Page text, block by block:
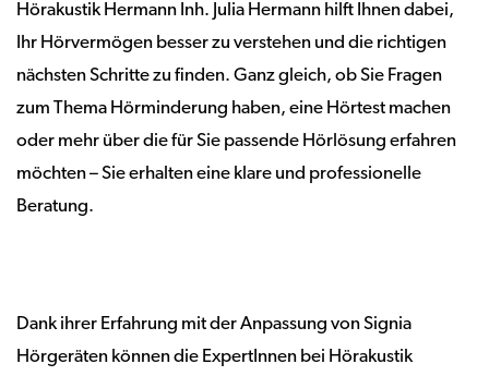
Hörakustik Hermann Inh. Julia Hermann hilft Ihnen dabei,
Ihr Hörvermögen besser zu verstehen und die richtigen
nächsten Schritte zu finden. Ganz gleich, ob Sie Fragen
zum Thema Hörminderung haben, eine Hörtest machen
oder mehr über die für Sie passende Hörlösung erfahren
möchten – Sie erhalten eine klare und professionelle
Beratung.
Dank ihrer Erfahrung mit der Anpassung von Signia
Hörgeräten können die ExpertInnen bei Hörakustik